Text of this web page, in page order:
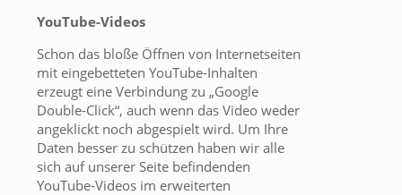
YouTube-Videos
Schon das bloße Öffnen von Internetseiten
mit eingebetteten YouTube-Inhalten
erzeugt eine Verbindung zu „Google
Double-Click“, auch wenn das Video weder
angeklickt noch abgespielt wird. Um Ihre
Daten besser zu schützen haben wir alle
sich auf unserer Seite befindenden
YouTube-Videos im erweiterten